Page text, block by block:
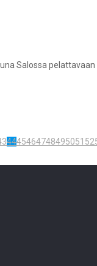
Salossa
4445464748495051 52